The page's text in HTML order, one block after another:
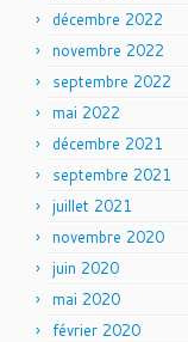
décembre 2022
novembre 2022
septembre 2022
mai 2022
décembre 2021
septembre 2021
juillet 2021
novembre 2020
juin 2020
mai 2020
février 2020